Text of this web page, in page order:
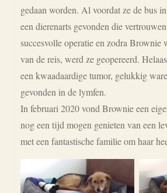
gedaan worden. Al voordat ze de bus
een dierenarts gevonden die
succesvolle operatie en zodra Brownie
van de reis, werd ze geopereerd.
een kwaadaardige tumor, gelukkig
gevonden in de lymfen.
In februari 2020 vond Brownie een
nog een tijd mogen genieten van een
met een fantastische familie om haar